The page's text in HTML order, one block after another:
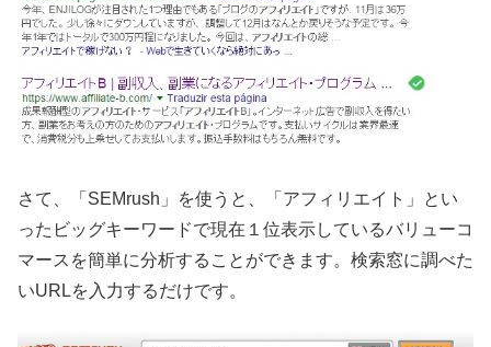
さて、「SEMrush」を使うと、「アフィリエイト」とい
ったビッグキーワードで現在１位表示しているバリューコ
マースを簡単に分析することができます。検索窓に調べた
いURLを入力するだけです。